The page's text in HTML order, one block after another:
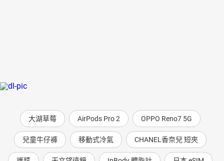
大湖草莓 AirPods Pro 2 OPPO Reno7 5G
兒童牛仔褲 移動式冷氣 CHANEL香奈兒 短夾